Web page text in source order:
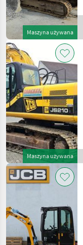
Maszyny
Budowlane
Koparki
Gasienicowe
Jcb
WYBIERZ
KATEGORIĘ
JCB
CAT
Hyundai
Komatsu
Kobelco
Pokaż
wszystkie
Maszyna używana
Maszyna używana